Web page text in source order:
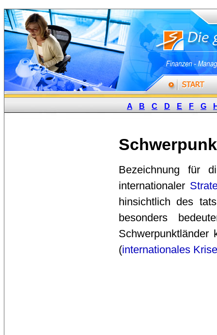
A B C D E F G
Bezeichnung für
internationaler
hinsichtlich des
besonders
(internationales